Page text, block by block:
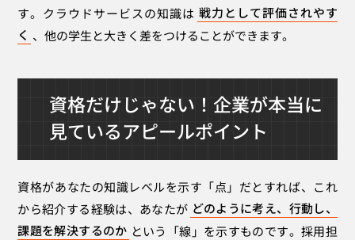
す。クラウドサービスの知識は 戦力として評価されやす
く 、他の学生と大きく差をつけることができます。
資格だけじゃない！企業が本当に
見ているアピールポイント
資格があなたの知識レベルを示す「点」だとすれば、これ
から紹介する経験は、あなたが どのように考え、行動し、
課題を解決するのか という「線」を示すものです。採用担